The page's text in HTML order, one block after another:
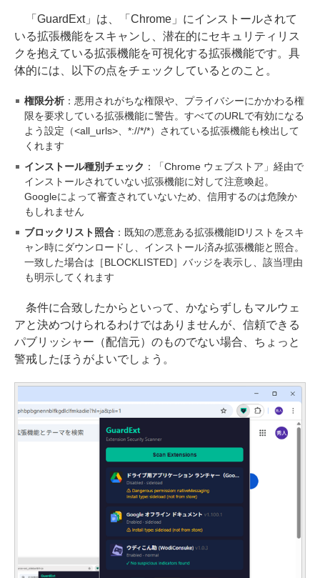
「GuardExt」は、「Chrome」にインストールされて
いる拡張機能をスキャンし、潜在的にセキュリティリス
クを抱えている拡張機能を可視化する拡張機能です。具
体的には、以下の点をチェックしているとのこと。
権限分析：悪用されがちな権限や、プライバシーにかかわる権
限を要求している拡張機能に警告。すべてのURLで有効になる
よう設定（<all_urls>、*://*/*）されている拡張機能も検出して
くれます
インストール種別チェック ：「Chrome ウェブストア」経由で
インストールされていない拡張機能に対して注意喚起。
Googleによって審査されていないため、信用するのは危険か
もしれません
ブロックリスト照合：既知の悪意ある拡張機能IDリストをスキ
ャン時にダウンロードし、インストール済み拡張機能と照合。
一致した場合は［BLOCKLISTED］バッジを表示し、該当理由
も明示してくれます
条件に合致したからといって、かならずしもマルウェ
アと決めつけられるわけではありませんが、信頼できる
パブリッシャー（配信元）のものでない場合、ちょっと
警戒したほうがよいでしょう。